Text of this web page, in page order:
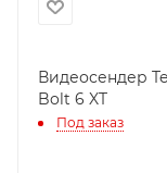
Видеосендер
Bolt 6 XT
Под заказ